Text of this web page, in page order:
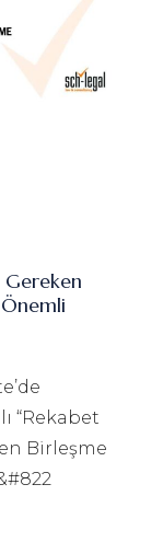
Gereken
“Rekabet
Birleşme